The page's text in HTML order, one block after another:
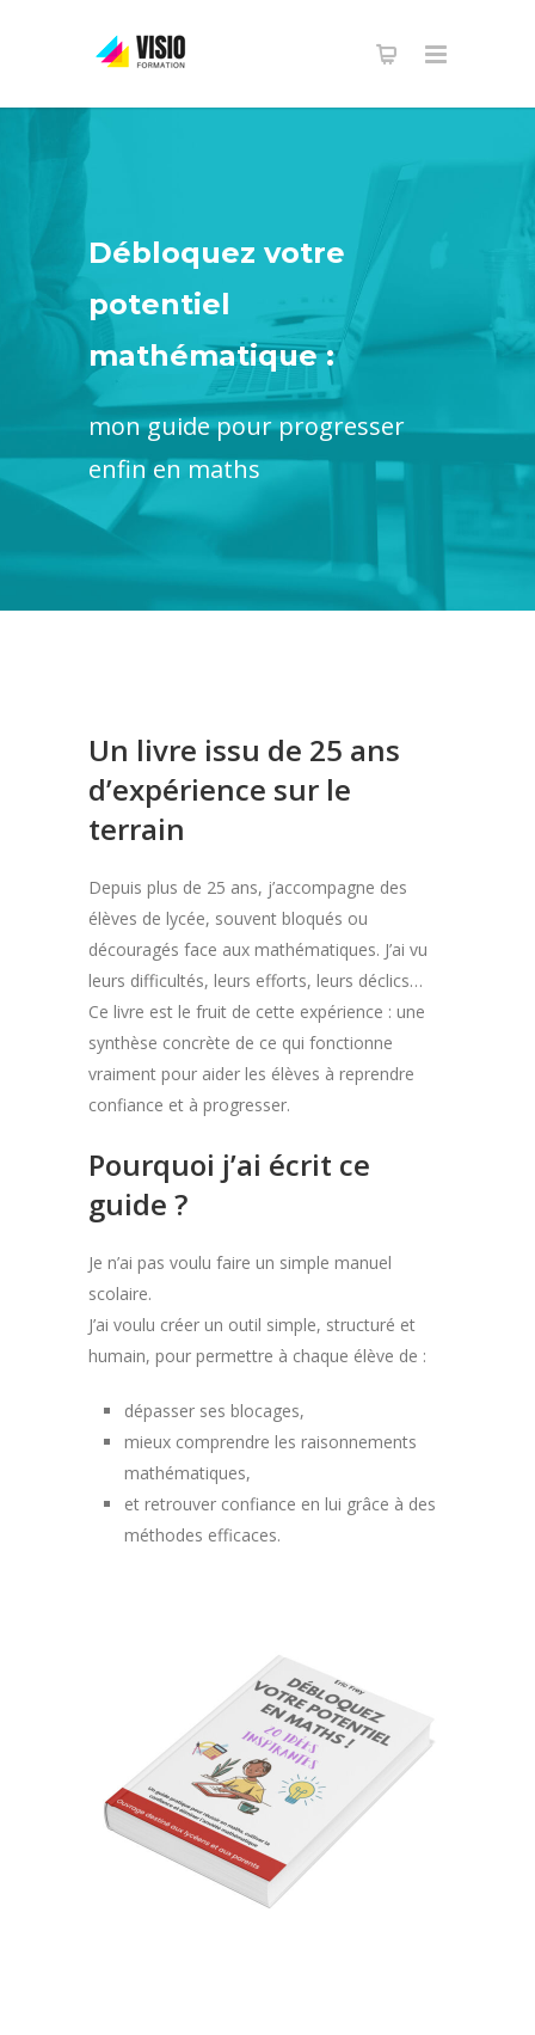
Débloquez votre
potentiel
mathématique :
mon guide pour progresser
enfin en maths
Un livre issu de 25 ans
d’expérience sur le
terrain
Depuis plus de 25 ans, j’accompagne des
élèves de lycée, souvent bloqués ou
découragés face aux mathématiques. J’ai vu
leurs difficultés, leurs efforts, leurs déclics…
Ce livre est le fruit de cette expérience : une
synthèse concrète de ce qui fonctionne
vraiment pour aider les élèves à reprendre
confiance et à progresser.
Pourquoi j’ai écrit ce
guide ?
Je n’ai pas voulu faire un simple manuel
scolaire.
J’ai voulu créer un outil simple, structuré et
humain, pour permettre à chaque élève de :
dépasser ses blocages,
mieux comprendre les raisonnements
mathématiques,
et retrouver confiance en lui grâce à des
méthodes efficaces.